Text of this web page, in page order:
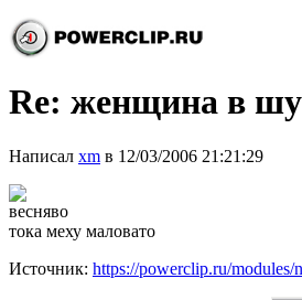
Re: женщина в
Написал xm в 12/03/2006 21:21:29
весняво
тока меху маловато
Источник: https://powerclip.ru/